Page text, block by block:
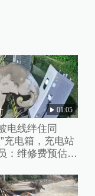
01:05
电线绊住同
充电箱，充电站
：维修费预估2